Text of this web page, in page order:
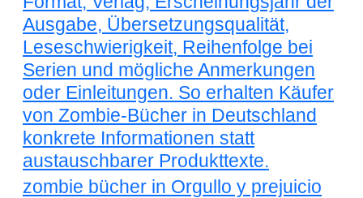
Ausgabe, Übersetzungsqualität,
Leseschwierigkeit, Reihenfolge bei
Serien und mögliche Anmerkungen
oder Einleitungen. So erhalten Käufer
von Zombie-Bücher in Deutschland
konkrete Informationen statt
austauschbarer Produkttexte.
zombie bücher in Orgullo y prejuicio